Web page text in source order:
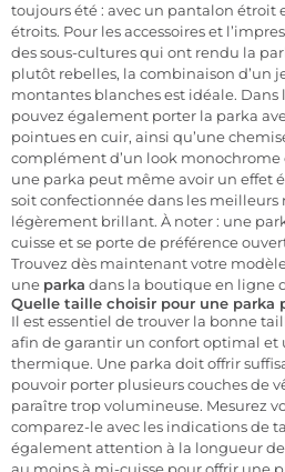
toujours été : avec un pantalon étroit
étroits. Pour les accessoires et
des sous-cultures qui ont rendu la
plutôt rebelles, la combinaison d’un
montantes blanches est idéale. Dans
pouvez également porter la parka
pointues en cuir, ainsi qu’une
complément d’un look
une parka peut même avoir un effet
soit confectionnée dans les meilleurs
légèrement brillant. À noter : une
cuisse et se porte de préférence
Trouvez dès maintenant votre
une parka dans la boutique en ligne
Quelle taille choisir pour une parka
Il est essentiel de trouver la bonne
afin de garantir un confort optimal et
thermique. Une parka doit offrir
pouvoir porter plusieurs couches de
paraître trop volumineuse. Mesurez
comparez-le avec les indications de
également attention à la longueur